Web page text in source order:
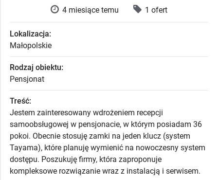
4 miesiące temu 1 ofert
Lokalizacja:
Małopolskie
Rodzaj obiektu:
Pensjonat
Treść:
Jestem zainteresowany wdrożeniem recepcji
samoobsługowej w pensjonacie, w którym posiadam 36
pokoi. Obecnie stosuję zamki na jeden klucz (system
Tayama), które planuję wymienić na nowoczesny system
dostępu. Poszukuję firmy, która zaproponuje
kompleksowe rozwiązanie wraz z instalacją i serwisem.